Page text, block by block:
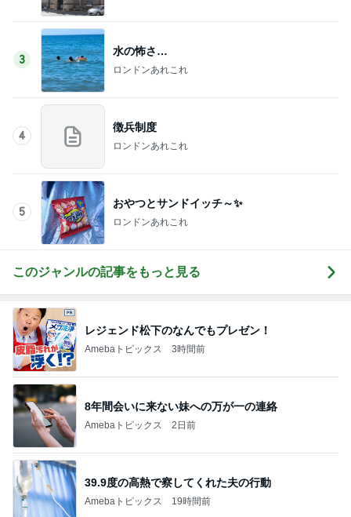
3
水の怖さ…
ロンドンあれこれ
4
徴兵制度
ロンドンあれこれ
5
おやつとサンドイッチ～✨
ロンドンあれこれ
このジャンルの記事をもっと見る
レジェンド松下のなんでもプレゼン！
Amebaトピックス 3時間前
8年間会いに来ない妹への万が一の連絡
Amebaトピックス 2日前
39.9度の高熱で察してくれた夫の行動
Amebaトピックス 19時間前